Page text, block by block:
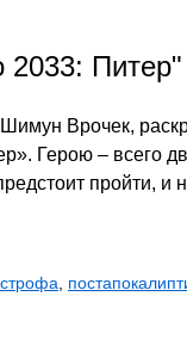
2033: Питер"
Врочек,
Герою – всего
пройти, и